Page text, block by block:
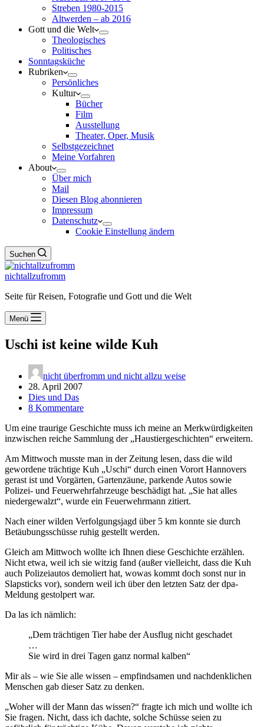
Streben 1980-2015
Altwerden – ab 2016
Gott und die Welt
Theologisches
Politisches
Sonntagsküche
Rubriken
Persönliches
Kultur
Bücher
Film
Ausstellung
Theater, Oper, Musik
Selbstgezeichnet
Meine Vorfahren
About
Über mich
Mail
Diesen Blog abonnieren
Impressum
Datenschutz
Cookie Einstellung ändern
Suchen
nichtallzufromm
Seite für Reisen, Fotografie und Gott und die Welt
Menü
Uschi ist keine wilde Kuh
nicht überfromm und nicht allzu weise
28. April 2007
Dies und Das
8 Kommentare
Um eine traurige Geschichte muss ich meine an Merkwürdigkeiten
inzwischen reiche Sammlung der „Haustiergeschichten“ erweitern.
Am Mittwoch musste man in der Zeitung lesen, dass die wild
gewordene trächtige Kuh „Uschi“ durch einen Vorort Hannovers
gerast ist und Vorgärten, Gartenzäune, parkende Autos sowie
Polizei- und Feuerwehrfahrzeuge beschädigt hat. „Sie hat alles
niedergewalzt“, wurde ein Feuerwehrmann zitiert.
Nach einer wilden Verfolgungsjagd über 5 km konnte sie durch
Betäubungsschüsse ruhig gestellt werden.
Gleich am Mittwoch wollte ich Ihnen diese Geschichte erzählen.
Nicht etwa, weil ich sie witzig fand (außer vielleicht, dass die Kuh
auch Polizeiautos demoliert hat, wowas kommt doch sonst nur in
Slapsticks vor), sondern weil ich über den letzten Satz der dpa-
Meldung gestolpert war.
Da las ich nämlich:
„Dem trächtigen Tier habe der Ausflug nicht geschadet
…
Sie wird in drei Tagen ganz normal kalben“
Mir als – wie Sie alle wissen – empfindsamen und nachdenklichen
Menschen gab dieser Satz zu denken.
„Woher will der Mann das wissen?“ fragte ich mich und wollte ich
Sie fragen. Nicht, dass ich dachte, solche Schüsse seien zu